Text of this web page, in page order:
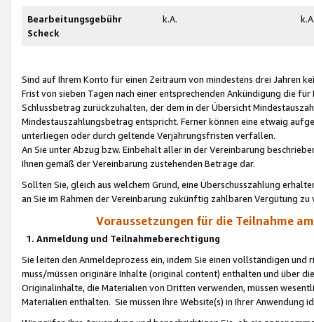
Bearbeitungsgebühr
Scheck
k.A.
Sind auf Ihrem Konto für einen Zeitraum von mindestens drei Jahren
Frist von sieben Tagen nach einer entsprechenden Ankündigung die
Schlussbetrag zurückzuhalten, der dem in der Übersicht
Mindestauszahlungsbetrag entspricht. Ferner können eine etwaig
unterliegen oder durch geltende Verjährungsfristen verfallen.
An Sie unter Abzug bzw. Einbehalt aller in der Vereinbarung
Ihnen gemäß der Vereinbarung zustehenden Beträge dar.
Sollten Sie, gleich aus welchem Grund, eine Überschusszahlung
an Sie im Rahmen der Vereinbarung zukünftig zahlbaren Vergütung zu
Voraussetzungen für die Teilnahme
1. Anmeldung und Teilnahmeberechtigung
Sie leiten den Anmeldeprozess ein, indem Sie einen vollständigen
muss/müssen originäre Inhalte (original content) enthalten und über
Originalinhalte, die Materialien von Dritten verwenden, müssen
Materialien enthalten. Sie müssen Ihre Website(s) in Ihrer Anwendung